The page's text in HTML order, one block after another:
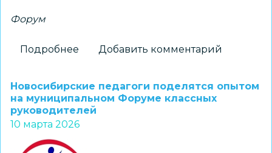
Форум
Подробнее
СОШ
№
222
Добавить комментарий
Новосибирские педагоги поделятся опытом
на муниципальном Форуме классных
руководителей
10 марта 2026